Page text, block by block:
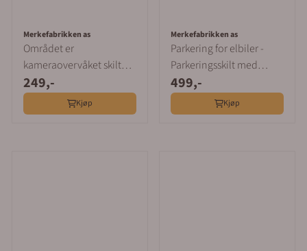
Merkefabrikken as
Området er
kameraovervåket skilt
med symbol og tekst
249,-
Kjøp
Merkefabrikken as
Parkering for elbiler -
Parkeringsskilt med
symbol og tekst
499,-
Kjøp